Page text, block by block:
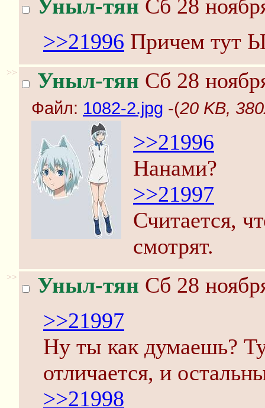
Уныл-тян Сб 28
>>21996 Причем тут
>> Уныл-тян Сб 28
Файл: 1082-2.jpg -(20 KB,
>>21996
Нанами?
>>21997
Считается,
смотрят.
>> Уныл-тян Сб 28
>>21997
Ну ты как думаешь?
отличается, и
>>21998